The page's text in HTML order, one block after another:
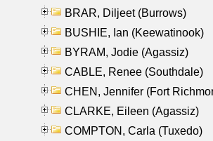
BRAR, Diljeet (Burrows)
BUSHIE, Ian (Keewatinook)
BYRAM, Jodie (Agassiz)
CABLE, Renee (Southdale)
CHEN, Jennifer (Fort
CLARKE, Eileen (Agassiz)
COMPTON, Carla (Tuxedo)